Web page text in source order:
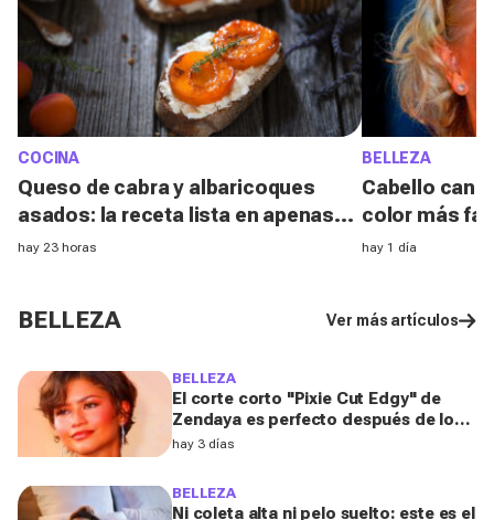
COCINA
Queso de cabra y albaricoques
asados: la receta lista en apenas
unos minutos para un aperitivo
hay 23 horas
BELLEZA
Cabello
color más
melenas
hay 1 día
BELLEZA Ver más artículos
BELLEZA
El corte corto "Pixie Cut Edgy" de
Zendaya es perfecto después de los
50 para el verano de 2026, según una
hay 3 días
BELLEZA
Ni coleta alta ni pelo suelto: este es el